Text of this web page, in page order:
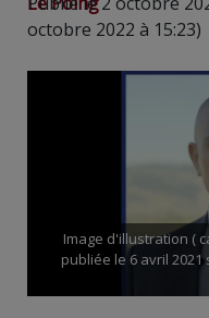
octobre 2022 à 15:23)
Image d'illustration (
publiée le 6 avril